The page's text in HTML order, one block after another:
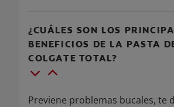
¿CUÁLES SON LOS
BENEFICIOS DE LA PASTA
COLGATE TOTAL?
Previene problemas bucales, te